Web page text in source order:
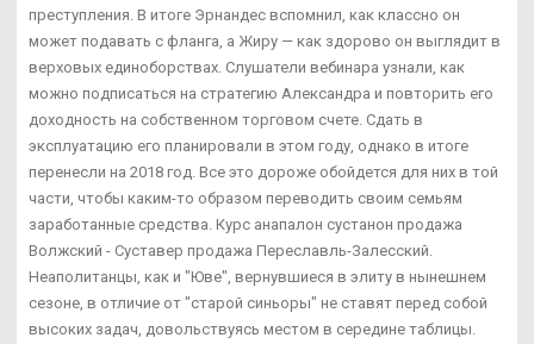
преступления. В итоге Эрнандес вспомнил, как классно он
может подавать с фланга, а Жиру — как здорово он выглядит в
верховых единоборствах. Слушатели вебинара узнали, как
можно подписаться на стратегию Александра и повторить его
доходность на собственном торговом счете. Сдать в
эксплуатацию его планировали в этом году, однако в итоге
перенесли на 2018 год. Все это дороже обойдется для них в той
части, чтобы каким-то образом переводить своим семьям
заработанные средства. Курс анапалон сустанон продажа
Волжский - Суставер продажа Переславль-Залесский.
Неаполитанцы, как и "Юве", вернувшиеся в элиту в нынешнем
сезоне, в отличие от "старой синьоры" не ставят перед собой
высоких задач, довольствуясь местом в середине таблицы.